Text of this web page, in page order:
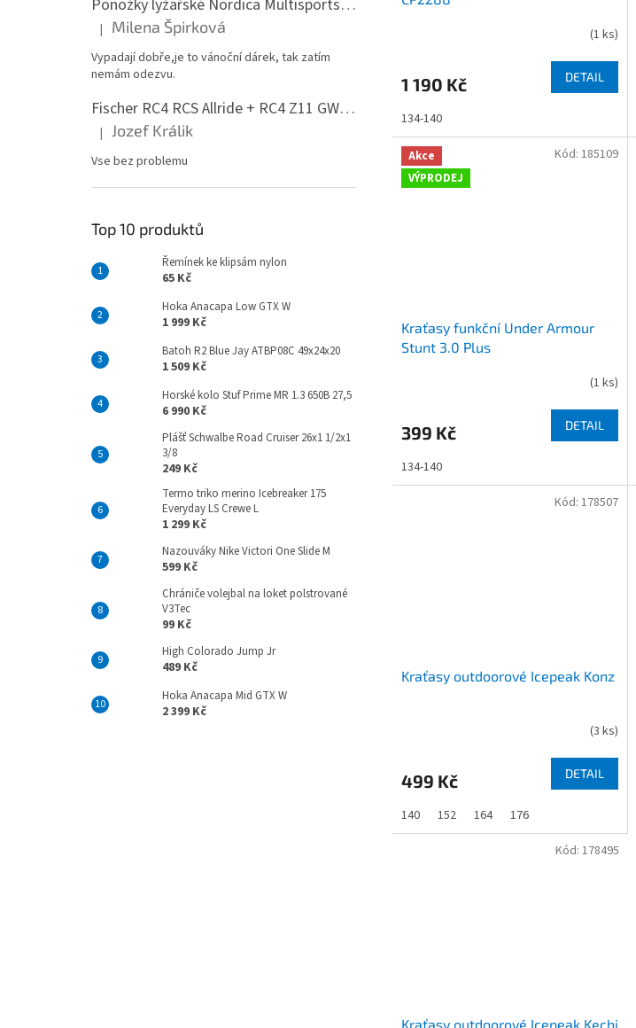
Ponožky lyžařské Nordica Multisports Winter dvojbalení
Hodnocení produktu je 5 z 5 hvězdiček.
| Milena Špirková
Vypadají dobře,je to vánoční dárek, tak zatím
nemám odezvu.
Fischer RC4 RCS Allride + RC4 Z11 GW PR
Hodnocení produktu je 5 z 5 hvězdiček.
| Jozef Králik
Vse bez problemu
Top 10 produktů
Řemínek ke klipsám nylon
65 Kč
Hoka Anacapa Low GTX W
1 999 Kč
Batoh R2 Blue Jay ATBP08C 49x24x20
1 509 Kč
Horské kolo Stuf Prime MR 1.3 650B 27,5
6 990 Kč
Plášť Schwalbe Road Cruiser 26x1 1/2x1
3/8
249 Kč
Termo triko merino Icebreaker 175
Everyday LS Crewe L
1 299 Kč
Nazouváky Nike Victori One Slide M
599 Kč
Chrániče volejbal na loket polstrované
V3Tec
99 Kč
High Colorado Jump Jr
489 Kč
Hoka Anacapa Mid GTX W
2 399 Kč
(1 ks)
1 190 Kč DETAIL
134-140
Akce
VÝPRODEJ
Kraťasy funkční Under Armour
Stunt 3.0 Plus
(1 ks)
399 Kč DETAIL
134-140
Kód: 185109
Kraťasy outdoorové Icepeak Konz
(3 ks)
499 Kč DETAIL
140 152 164 176
Kód: 178507
Kraťasy outdoorové Icepeak Kechi
Kód: 178495